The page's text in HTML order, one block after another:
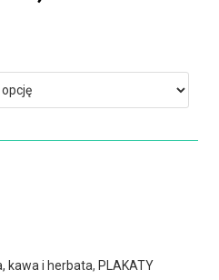
kawa i herbata, PLAKATY